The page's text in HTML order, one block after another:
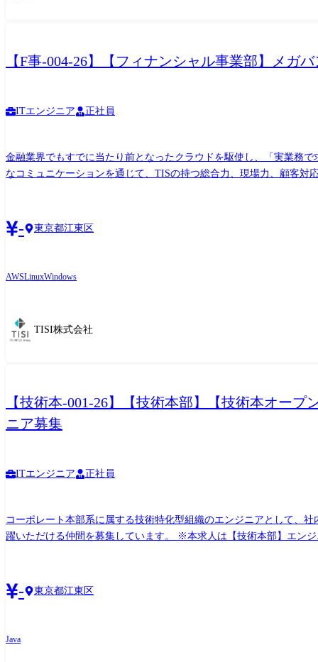
【F事-004-26】【フィナンシャル事業部】メガ
ITエンジニア 正社員
金融業界でもすでに当たり前となったクラウドを駆使し、「実業務
なコミュニケーションを通じて、TISの持つ総合力、現場力、顧客
ュニケーションを通じて、お客様の課題や将来的なビジネス展開に
進していきます。 また、社内やグループ会社・パートナー会社と
ステム基盤構築案件プロジェクトを牽引するチームリーダ (3～5年
- 東京都江東区
AWSLinuxWindows
TISI株式会社
【技術本-001-26】【技術本部】【技術本オー
ニア募集
ITエンジニア 正社員
コーポレート本部系に属する技術特化型組織のエンジニアとして、
躍いただける仲間を募集しています。 ※本求人は【技術本部】エンジニア募集に関するオープンポジションです。特定ポジションにご関心がある方はそちらにエントリください。ポジショ
ィス出社日を設定し対面コミュニケーション。 →対面コミュニケー
ランスに合わせてテレワーク適用していただける環境です。 キャリアパス <参画当初~1年程度> これまでの経験・得意分野に照らし合わせた開発プロジェクトのリードエンジニア および後
クエンジニア ※あくまで目安です。入社後早々にTechLeadとして活躍する方もいらっしゃいます。 関連情報 ●技術本部(旧T&I)の取り組み紹介 https://zine.qiita.com/interview/202305-tis/
- 東京都江東区
Java